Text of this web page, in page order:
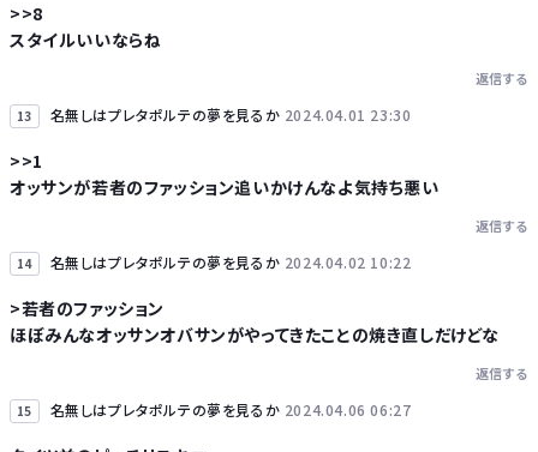
>>8
スタイルいいならね
返信する
13 名無しはプレタポルテの夢を見るか 2024.04.01 23:30
>>1
オッサンが若者のファッション追いかけんなよ気持ち悪い
返信する
14 名無しはプレタポルテの夢を見るか 2024.04.02 10:22
>若者のファッション
ほぼみんなオッサンオバサンがやってきたことの焼き直しだけどな
返信する
15 名無しはプレタポルテの夢を見るか 2024.04.06 06:27